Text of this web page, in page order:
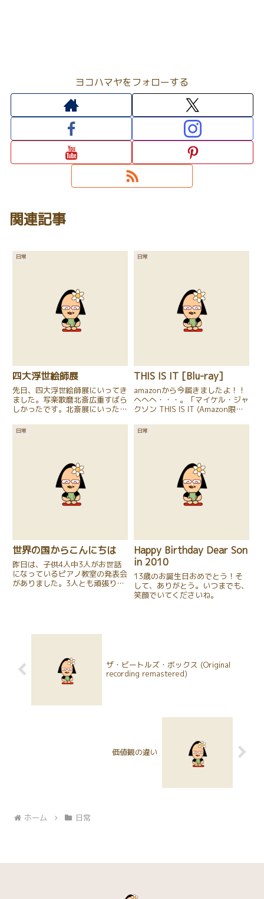
ヨコハマヤをフォローする
関連記事
日常
四大浮世絵師展
先日、四大浮世絵師展にいってき
ました。写楽歌麿北斎広重すばら
しかったです。北斎展にいった時
たな〜と思いました。
日常
THIS IS IT [Blu-ray]
amazonから今届きましたよ！！
へへへ・・・。「マイケル・ジャ
クソン THIS IS IT (Amazon限定
定/特製ブックレット付き) 」明
日常
世界の国からこんにちは
昨日は、子供4人中3人がお世話
になっているピアノ教室の発表会
がありました。3人とも頑張りま
日常
Happy Birthday Dear Son
in 2010
13歳のお誕生日おめでとう！そ
して、ありがとう。いつまでも、
笑顔でいてくださいね。
ザ・ビートルズ・ボックス (Original
recording remastered)
価値観の違い
ホーム 日常